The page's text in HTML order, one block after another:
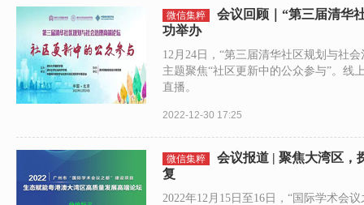
微信集粹
会议回顾｜“第三届清华
功举办
12月24日，“第三届清华社区规划与社
主题聚焦“社区更新中的公众参与”。线
直播。
2022-12-30 17:25
微信集粹
会议报道 | 聚焦大湾区，
复
2022年12月15日至16日，“国际学术会